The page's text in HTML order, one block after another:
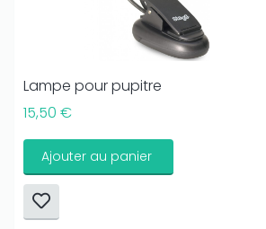
Lampe pour pupitre
15,50 €
Ajouter au panier